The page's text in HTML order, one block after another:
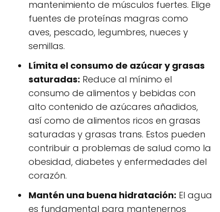
mantenimiento de músculos fuertes. Elige
fuentes de proteínas magras como
aves, pescado, legumbres, nueces y
semillas.
Límita el consumo de azúcar y grasas
saturadas: Reduce al mínimo el
consumo de alimentos y bebidas con
alto contenido de azúcares añadidos,
así como de alimentos ricos en grasas
saturadas y grasas trans. Estos pueden
contribuir a problemas de salud como la
obesidad, diabetes y enfermedades del
corazón.
Mantén una buena hidratación: El agua
es fundamental para mantenernos